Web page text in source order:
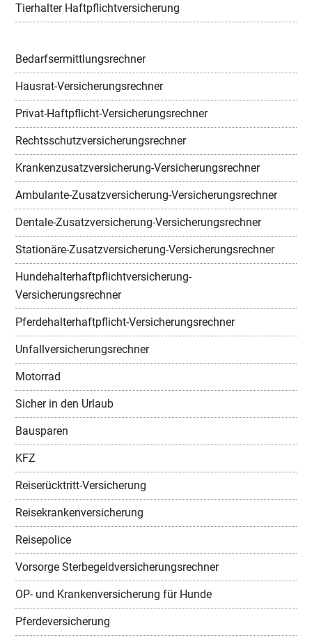
Tierhalter Haftpflichtversicherung
Bedarfsermittlungsrechner
Hausrat-Versicherungsrechner
Privat-Haftpflicht-Versicherungsrechner
Rechtsschutzversicherungsrechner
Krankenzusatzversicherung-Versicherungsrechner
Ambulante-Zusatzversicherung-Versicherungsrechner
Dentale-Zusatzversicherung-Versicherungsrechner
Stationäre-Zusatzversicherung-Versicherungsrechner
Hundehalterhaftpflichtversicherung-
Versicherungsrechner
Pferdehalterhaftpflicht-Versicherungsrechner
Unfallversicherungsrechner
Motorrad
Sicher in den Urlaub
Bausparen
KFZ
Reiserücktritt-Versicherung
Reisekrankenversicherung
Reisepolice
Vorsorge Sterbegeldversicherungsrechner
OP- und Krankenversicherung für Hunde
Pferdeversicherung